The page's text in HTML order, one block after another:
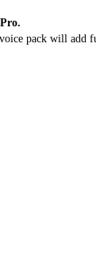
pack will add